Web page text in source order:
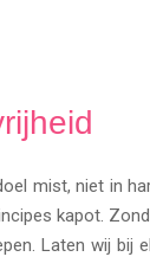
mist, niet in
kapot.
Laten wij bij